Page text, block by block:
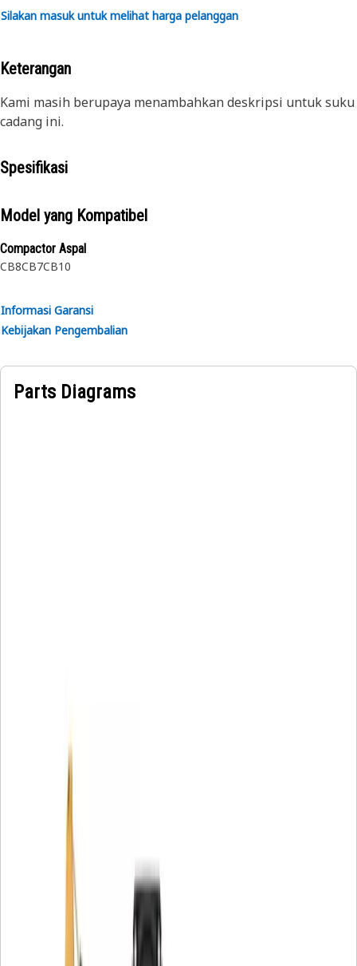
Silakan masuk untuk melihat harga pelanggan
Keterangan
Kami masih berupaya menambahkan deskripsi untuk suku
cadang ini.
Spesifikasi
Model yang Kompatibel
Compactor Aspal
CB8CB7CB10
Informasi Garansi
Kebijakan Pengembalian
Parts Diagrams